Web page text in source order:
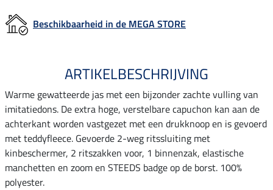
Beschikbaarheid in de MEGA STORE
ARTIKELBESCHRIJVING
Warme gewatteerde jas met een bijzonder zachte vulling van
imitatiedons. De extra hoge, verstelbare capuchon kan aan de
achterkant worden vastgezet met een drukknoop en is gevoerd
met teddyfleece. Gevoerde 2-weg ritssluiting met
kinbeschermer, 2 ritszakken voor, 1 binnenzak, elastische
manchetten en zoom en STEEDS badge op de borst. 100%
polyester.